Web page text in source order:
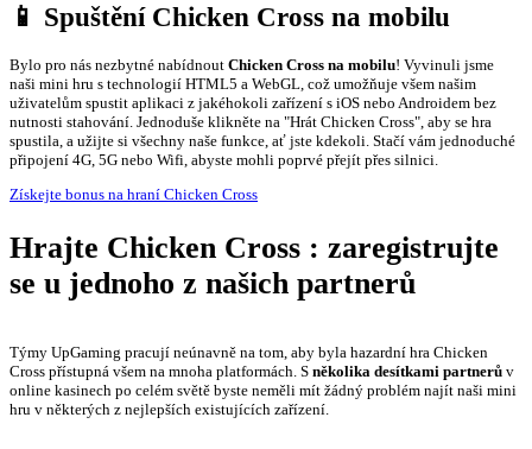
📱 Spuštění Chicken Cross na mobilu
Bylo pro nás nezbytné nabídnout Chicken Cross na mobilu! Vyvinuli jsme
naši mini hru s technologií HTML5 a WebGL, což umožňuje všem našim
uživatelům spustit aplikaci z jakéhokoli zařízení s iOS nebo Androidem bez
nutnosti stahování. Jednoduše klikněte na "Hrát Chicken Cross", aby se hra
spustila, a užijte si všechny naše funkce, ať jste kdekoli. Stačí vám jednoduché
připojení 4G, 5G nebo Wifi, abyste mohli poprvé přejít přes silnici.
Získejte bonus na hraní Chicken Cross
Hrajte Chicken Cross : zaregistrujte
se u jednoho z našich partnerů
Týmy UpGaming pracují neúnavně na tom, aby byla hazardní hra Chicken
Cross přístupná všem na mnoha platformách. S několika desítkami partnerů v
online kasinech po celém světě byste neměli mít žádný problém najít naši mini
hru v některých z nejlepších existujících zařízení.